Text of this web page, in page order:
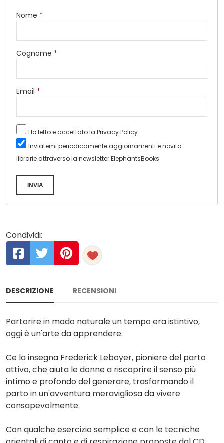
Nome *
Cognome *
Email *
Ho letto e accettato la Privacy Policy
Inviatemi periodicamente aggiornamenti e novità
librarie attraverso la newsletter ElephantsBooks
INVIA
Condividi:
DESCRIZIONE RECENSIONI
Partorire in modo naturale un tempo era istintivo,
oggi è un'arte da apprendere.
Ce la insegna Frederick Leboyer, pioniere del parto
attivo, che aiuta le donne a riscoprire il senso più
intimo e profondo del generare, trasformando il
parto in un'avventura meravigliosa da vivere
consapevolmente.
Con qualche esercizio semplice e con le tecniche